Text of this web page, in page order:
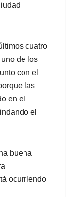
cuatro
uno de los
con el
las
en el
el
buena
ocurriendo